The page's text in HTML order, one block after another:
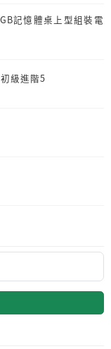
記憶體桌上型組裝電
級進階5